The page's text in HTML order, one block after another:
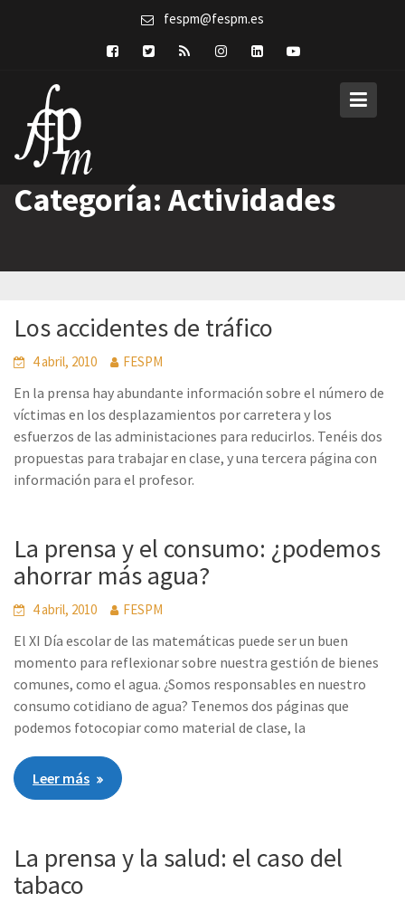
fespm@fespm.es
Categoría: Actividades
Los accidentes de tráfico
4 abril, 2010 FESPM
En la prensa hay abundante información sobre el número de
víctimas en los desplazamientos por carretera y los
esfuerzos de las administaciones para reducirlos. Tenéis dos
propuestas para trabajar en clase, y una tercera página con
información para el profesor.
La prensa y el consumo: ¿podemos
ahorrar más agua?
4 abril, 2010 FESPM
El XI Día escolar de las matemáticas puede ser un buen
momento para reflexionar sobre nuestra gestión de bienes
comunes, como el agua. ¿Somos responsables en nuestro
consumo cotidiano de agua? Tenemos dos páginas que
podemos fotocopiar como material de clase, la
Leer más
La prensa y la salud: el caso del
tabaco